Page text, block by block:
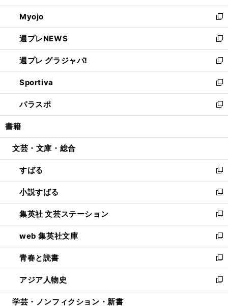
開
く
ウ
で
開
く
ン
ド
ウ
で
開
く
ウ
ィ
ン
ド
ウ
で
開
く
Myojo
新
し
い
ウ
ィ
ン
ド
ウ
で
開
週プレNEWS
新
し
い
ウ
ィ
ン
ド
ウ
開
週プレ グラジャパ!
新
し
い
ウ
ィ
ン
ウ
開
く
Sportiva
新
し
い
ウ
ン
ウ
で
開
く
パラスポ
新
し
ウ
ン
ド
ウ
で
開
く
書籍
文芸・文庫・総合
すばる
新
し
い
ウ
ィ
ン
ド
ウ
で
開
く
小説すばる
新
し
い
ウ
ィ
ン
ド
ウ
で
開
集英社 文芸ステーション
新
し
い
ウ
ィ
ン
ド
ウ
web 集英社文庫
新
し
い
ウ
ィ
ン
青春と読書
新
し
い
ウ
アジア人物史
新
し
学芸・ノンフィクション・新書